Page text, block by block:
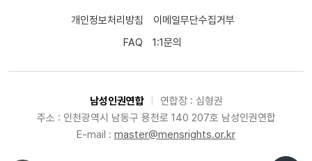
개인정보처리방침
이메일무단수집거부
FAQ
1:1문의
남성인권연합
연합장 : 심형권
주소 : 인천광역시 남동구 용천로 140 207호 남성인권연합
E-mail : master@mensrights.or.kr